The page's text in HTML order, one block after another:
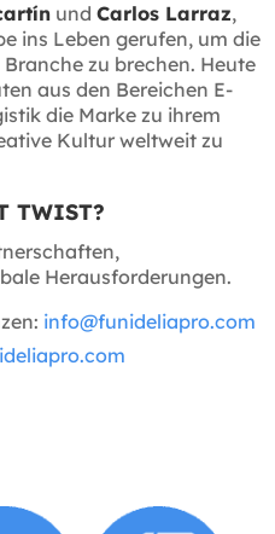
und Carlos Larraz,
ins Leben gerufen, um die
zu brechen. Heute
aus den Bereichen E-
die Marke zu ihrem
Kultur weltweit zu
TWIST?
Herausforderungen.
info@funideliapro.com